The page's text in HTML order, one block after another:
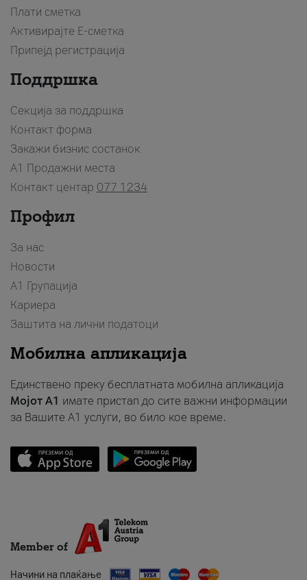
Плати сметка
Активирајте Е-сметка
Припејд регистрација
Поддршка
Секција за поддршка
Контакт форма
Закажи бизнис состанок
A1 Продажни места
Контакт центар 077 1234
Профил
За нас
Новости
А1 Групација
Кариера
Заштита на лични податоци
Мобилна апликација
Единствено преку бесплатната мобилна апликација
Мојот A1 имате пристап до сите важни информации
за Вашите A1 услуги, во било кое време.
Member of
Начини на плаќање